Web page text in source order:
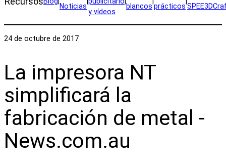
Noticias
y vídeos
blancos prácticos
24 de octubre de 2017
La impresora NT
simplificará la
fabricación de metal -
News.com.au